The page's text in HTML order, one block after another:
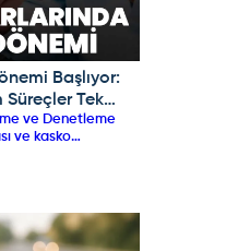
Başlıyor:
Süreçler Tek
ve Denetleme
ve kasko
atarak "Alo 193
tek bir telefon
süreçleri